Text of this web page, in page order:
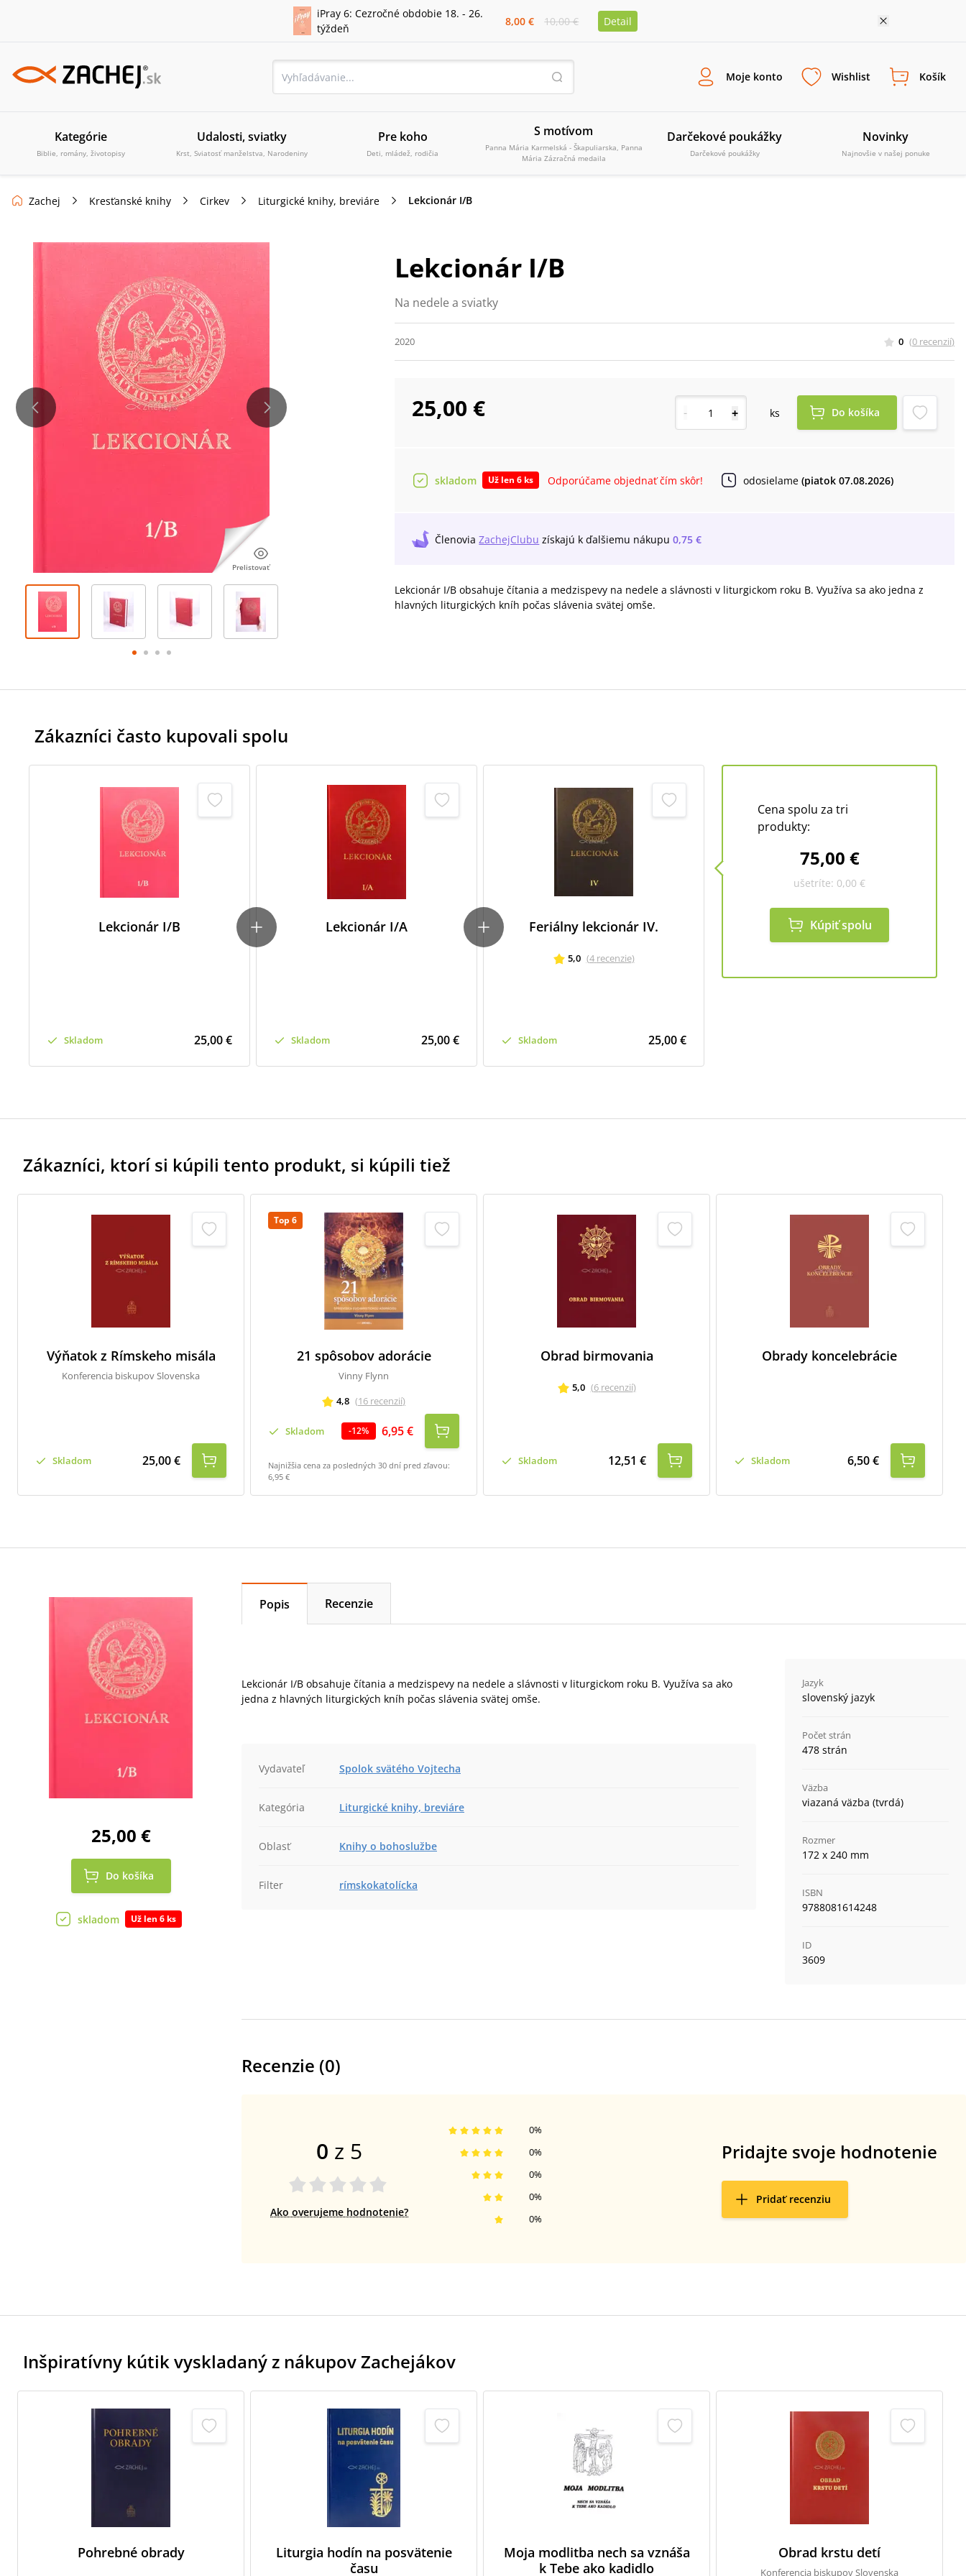
iPray 6: Cezročné obdobie 18. - 26.
týždeň
8,00 € 10,00 € Detail
Moje konto Wishlist Košík
Kategórie
Biblie, romány, životopisy
Udalosti, sviatky
Krst, Sviatosť manželstva, Narodeniny
Pre koho
Deti, mládež, rodičia
S motívom
Panna Mária Karmelská - Škapuliarska, Panna
Mária Zázračná medaila
Darčekové poukážky
Darčekové poukážky
Novinky
Najnovšie v našej ponuke
Zachej Kresťanské knihy Cirkev Liturgické knihy, breviáre Lekcionár I/B
Prelistovať
Lekcionár I/B
Na nedele a sviatky
2020 0 (0 recenzií)
25,00 € - + ks Do košíka
skladom Už len 6 ks Odporúčame objednať čím skôr! odosielame(piatok 07.08.2026)
Členovia ZachejClubu získajú k ďalšiemu nákupu 0,75 €
Lekcionár I/B obsahuje čítania a medzispevy na nedele a slávnosti v liturgickom roku B. Využíva sa ako jedna z
hlavných liturgických kníh počas slávenia svätej omše.
Zákazníci často kupovali spolu
Lekcionár I/B
Skladom 25,00 €
Lekcionár I/A
Skladom 25,00 €
Feriálny lekcionár IV.
5,0 (4 recenzie)
Skladom 25,00 €
Cena spolu za tri
produkty:
75,00 €
ušetríte: 0,00 €
Kúpiť spolu
Zákazníci, ktorí si kúpili tento produkt, si kúpili tiež
Výňatok z Rímskeho misála
Konferencia biskupov Slovenska
Skladom 25,00 €
Top 6
21 spôsobov adorácie
Vinny Flynn
4,8 (16 recenzií)
Skladom -12% 6,95 €
Najnižšia cena za posledných 30 dní pred zľavou:
6,95 €
Obrad birmovania
5,0 (6 recenzií)
Skladom 12,51 €
Obrady koncelebrácie
Skladom 6,50 €
25,00 €
Do košíka
skladom Už len 6 ks
Popis Recenzie
Lekcionár I/B obsahuje čítania a medzispevy na nedele a slávnosti v liturgickom roku B. Využíva sa ako
jedna z hlavných liturgických kníh počas slávenia svätej omše.
Vydavateľ Spolok svätého Vojtecha
Kategória Liturgické knihy, breviáre
Oblasť Knihy o bohoslužbe
Filter rímskokatolícka
Jazyk
slovenský jazyk
Počet strán
478 strán
Väzba
viazaná väzba (tvrdá)
Rozmer
172 x 240 mm
ISBN
9788081614248
ID
3609
Recenzie (0)
0 z 5
Ako overujeme hodnotenie? 0%
0%
0%
0%
0%
Pridajte svoje hodnotenie
Pridať recenziu
Inšpiratívny kútik vyskladaný z nákupov Zachejákov
Pohrebné obrady
Liturgia hodín na posvätenie
času
Moja modlitba nech sa vznáša
k Tebe ako kadidlo
Obrad krstu detí
Konferencia biskupov Slovenska